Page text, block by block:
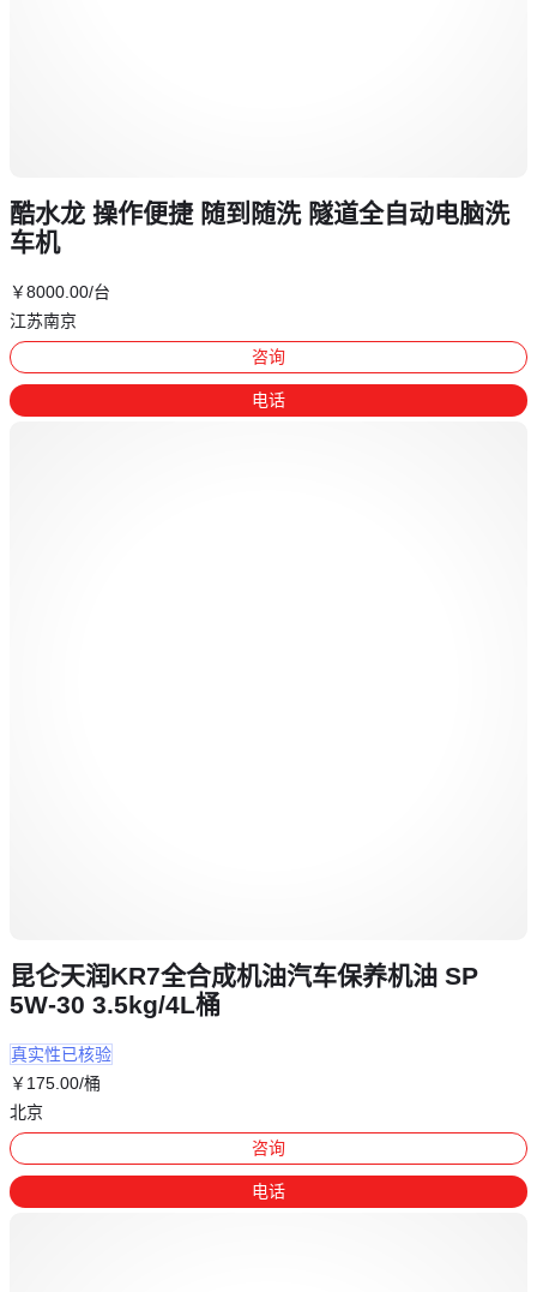
酷水龙 操作便捷 随到随洗 隧道全自动电脑洗
车机
￥8000.00/台
江苏南京
咨询
电话
昆仑天润KR7全合成机油汽车保养机油 SP
5W-30 3.5kg/4L桶
真实性已核验
￥ 175 .00/桶
北京
咨询
电话